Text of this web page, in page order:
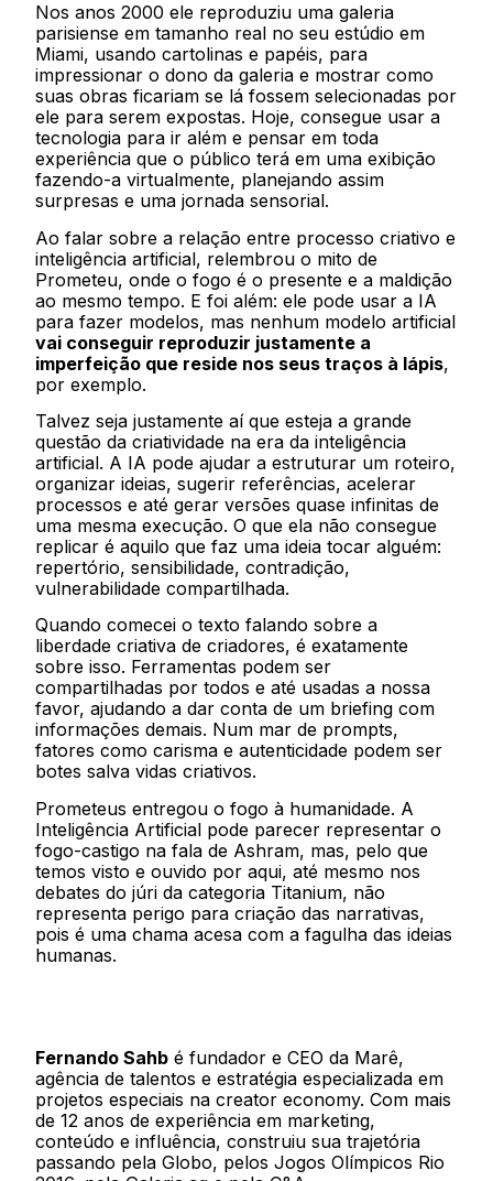
Nos anos 2000 ele reproduziu uma galeria
parisiense em tamanho real no seu estúdio em
Miami, usando cartolinas e papéis, para
impressionar o dono da galeria e mostrar como
suas obras ficariam se lá fossem selecionadas por
ele para serem expostas. Hoje, consegue usar a
tecnologia para ir além e pensar em toda
experiência que o público terá em uma exibição
fazendo-a virtualmente, planejando assim
surpresas e uma jornada sensorial.
Ao falar sobre a relação entre processo criativo e
inteligência artificial, relembrou o mito de
Prometeu, onde o fogo é o presente e a maldição
ao mesmo tempo. E foi além: ele pode usar a IA
para fazer modelos, mas nenhum modelo artificial
vai conseguir reproduzir justamente a
imperfeição que reside nos seus traços à lápis,
por exemplo.
Talvez seja justamente aí que esteja a grande
questão da criatividade na era da inteligência
artificial. A IA pode ajudar a estruturar um roteiro,
organizar ideias, sugerir referências, acelerar
processos e até gerar versões quase infinitas de
uma mesma execução. O que ela não consegue
replicar é aquilo que faz uma ideia tocar alguém:
repertório, sensibilidade, contradição,
vulnerabilidade compartilhada.
Quando comecei o texto falando sobre a
liberdade criativa de criadores, é exatamente
sobre isso. Ferramentas podem ser
compartilhadas por todos e até usadas a nossa
favor, ajudando a dar conta de um briefing com
informações demais. Num mar de prompts,
fatores como carisma e autenticidade podem ser
botes salva vidas criativos.
Prometeus entregou o fogo à humanidade. A
Inteligência Artificial pode parecer representar o
fogo-castigo na fala de Ashram, mas, pelo que
temos visto e ouvido por aqui, até mesmo nos
debates do júri da categoria Titanium, não
representa perigo para criação das narrativas,
pois é uma chama acesa com a fagulha das ideias
humanas.
Fernando Sahb é fundador e CEO da Marê,
agência de talentos e estratégia especializada em
projetos especiais na creator economy. Com mais
de 12 anos de experiência em marketing,
conteúdo e influência, construiu sua trajetória
passando pela Globo, pelos Jogos Olímpicos Rio